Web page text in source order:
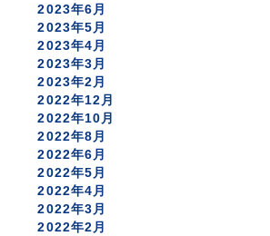
2023年6月
2023年5月
2023年4月
2023年3月
2023年2月
2022年12月
2022年10月
2022年8月
2022年6月
2022年5月
2022年4月
2022年3月
2022年2月